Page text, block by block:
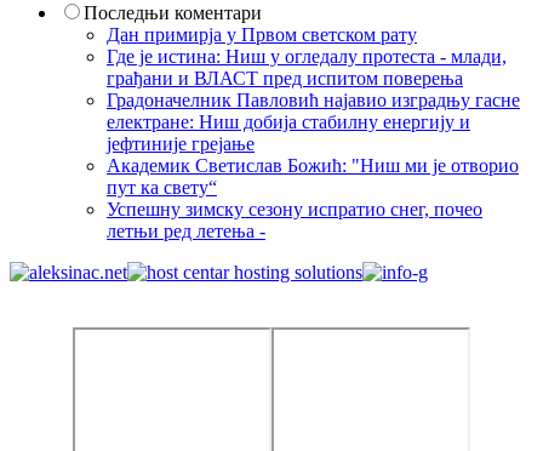
Последњи коментари
Дан примирја у Првом светском рату
Где је истина: Ниш у огледалу протеста - млади,
грађани и ВЛАСТ пред испитом поверења
Градоначелник Павловић најавио изградњу гасне
електране: Ниш добија стабилну енергију и
јефтиније грејање
Академик Светислав Божић: "Ниш ми је отворио
пут ка свету“
Успешну зимску сезону испратио снег, почео
летњи ред летења -